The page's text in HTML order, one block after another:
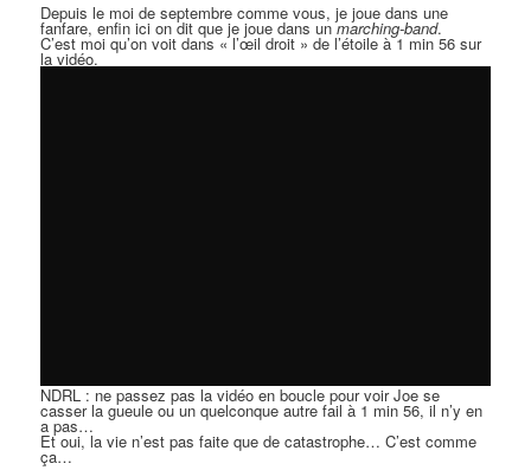
Depuis le moi de septembre comme vous, je joue dans une
fanfare, enfin ici on dit que je joue dans unmarching-band.
C’est moi qu’on voit dans « l’œil droit » de l’étoile à 1 min 56 sur
la vidéo.
NDRL : ne passez pas la vidéo en boucle pour voir Joe se
casser la gueule ou un quelconque autre fail à 1 min 56, il n’y en
a pas…
Et oui, la vie n’est pas faite que de catastrophe… C’est comme
ça…